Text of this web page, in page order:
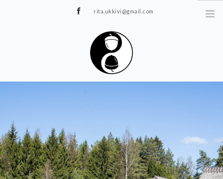
rita.ukkivi@gmail.com
TERAAPIA
ÜRITUSED
TIIMIDELE